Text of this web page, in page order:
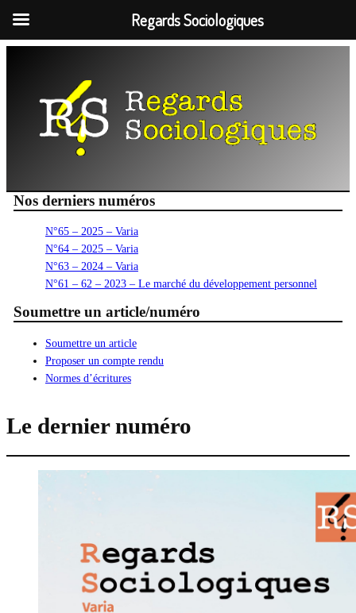
Nos derniers numéros
N°65 – 2025 – Varia
N°64 – 2025 – Varia
N°63 – 2024 – Varia
N°61 – 62 – 2023 – Le marché du développement personnel
Soumettre un article/numéro
Soumettre un article
Proposer un compte rendu
Normes d’écritures
Le dernier numéro
Regards Sociologiques